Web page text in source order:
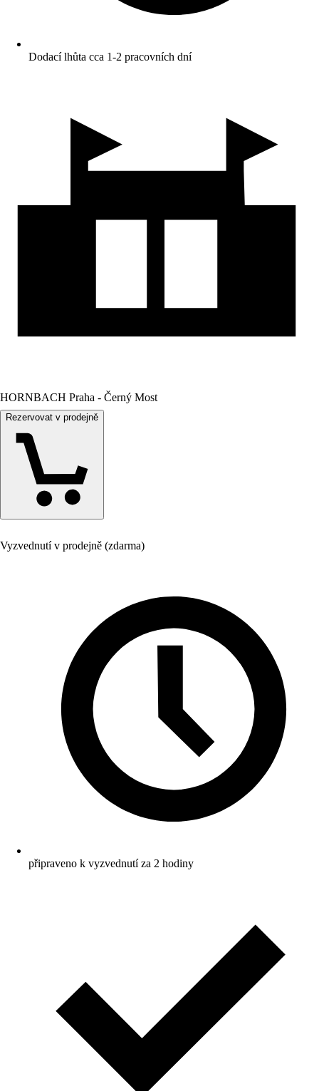
Dodací lhůta cca 1-2 pracovních dní
HORNBACH Praha - Černý Most
Rezervovat v prodejně
Vyzvednutí v prodejně (zdarma)
připraveno k vyzvednutí za 2 hodiny